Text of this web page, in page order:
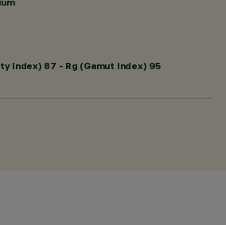
Index) 87 - Rg (Gamut Index) 95